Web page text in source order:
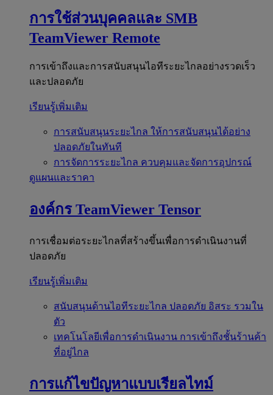
การใช้ส่วนบุคคลและ SMB
TeamViewer Remote
การเข้าถึงและการสนับสนุนไอทีระยะไกลอย่างรวดเร็ว
และปลอดภัย
เรียนรู้เพิ่มเติม
การสนับสนุนระยะไกล ให้การสนับสนุนได้อย่าง
ปลอดภัยในทันที
การจัดการระยะไกล ควบคุมและจัดการอุปกรณ์
ดูแผนและราคา
องค์กร TeamViewer Tensor
การเชื่อมต่อระยะไกลที่สร้างขึ้นเพื่อการดำเนินงานที่
ปลอดภัย
เรียนรู้เพิ่มเติม
สนับสนุนด้านไอทีระยะไกล ปลอดภัย อิสระ รวมใน
ตัว
เทคโนโลยีเพื่อการดำเนินงาน การเข้าถึงชั้นร้านค้า
ที่อยู่ไกล
การแก้ไขปัญหาแบบเรียลไทม์